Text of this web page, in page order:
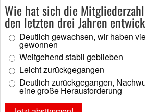
Wie hat sich die
den letzten drei Jahren
Deutlich gewachsen, wir haben
gewonnen
Weitgehend stabil geblieben
Leicht zurückgegangen
Deutlich zurückgegangen,
eine große Herausforderung